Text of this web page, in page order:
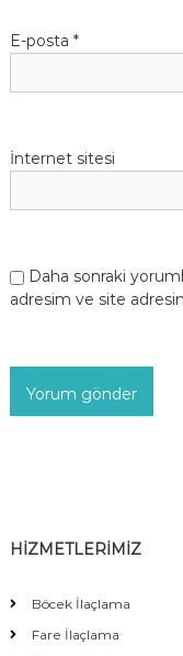
E-posta *
İnternet sitesi
Daha sonraki
adresim ve site
HİZMETLERİMİZ
Böcek İlaçlama
Fare İlaçlama